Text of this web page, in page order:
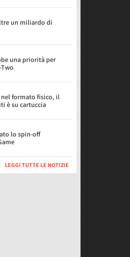
un miliardo di
una priorità per
nel formato fisico, il
è su cartuccia
lo spin-off
LEGGI TUTTE LE NOTIZIE